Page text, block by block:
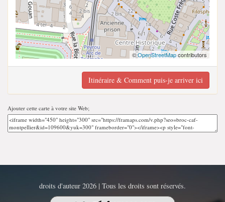
©OpenStreetMapcontributors
Itinéraire & Comment puis-je arriver ici
Ajouter cette carte à votre site Web;
droits d'auteur 2026 | Tous les droits sont réservés.